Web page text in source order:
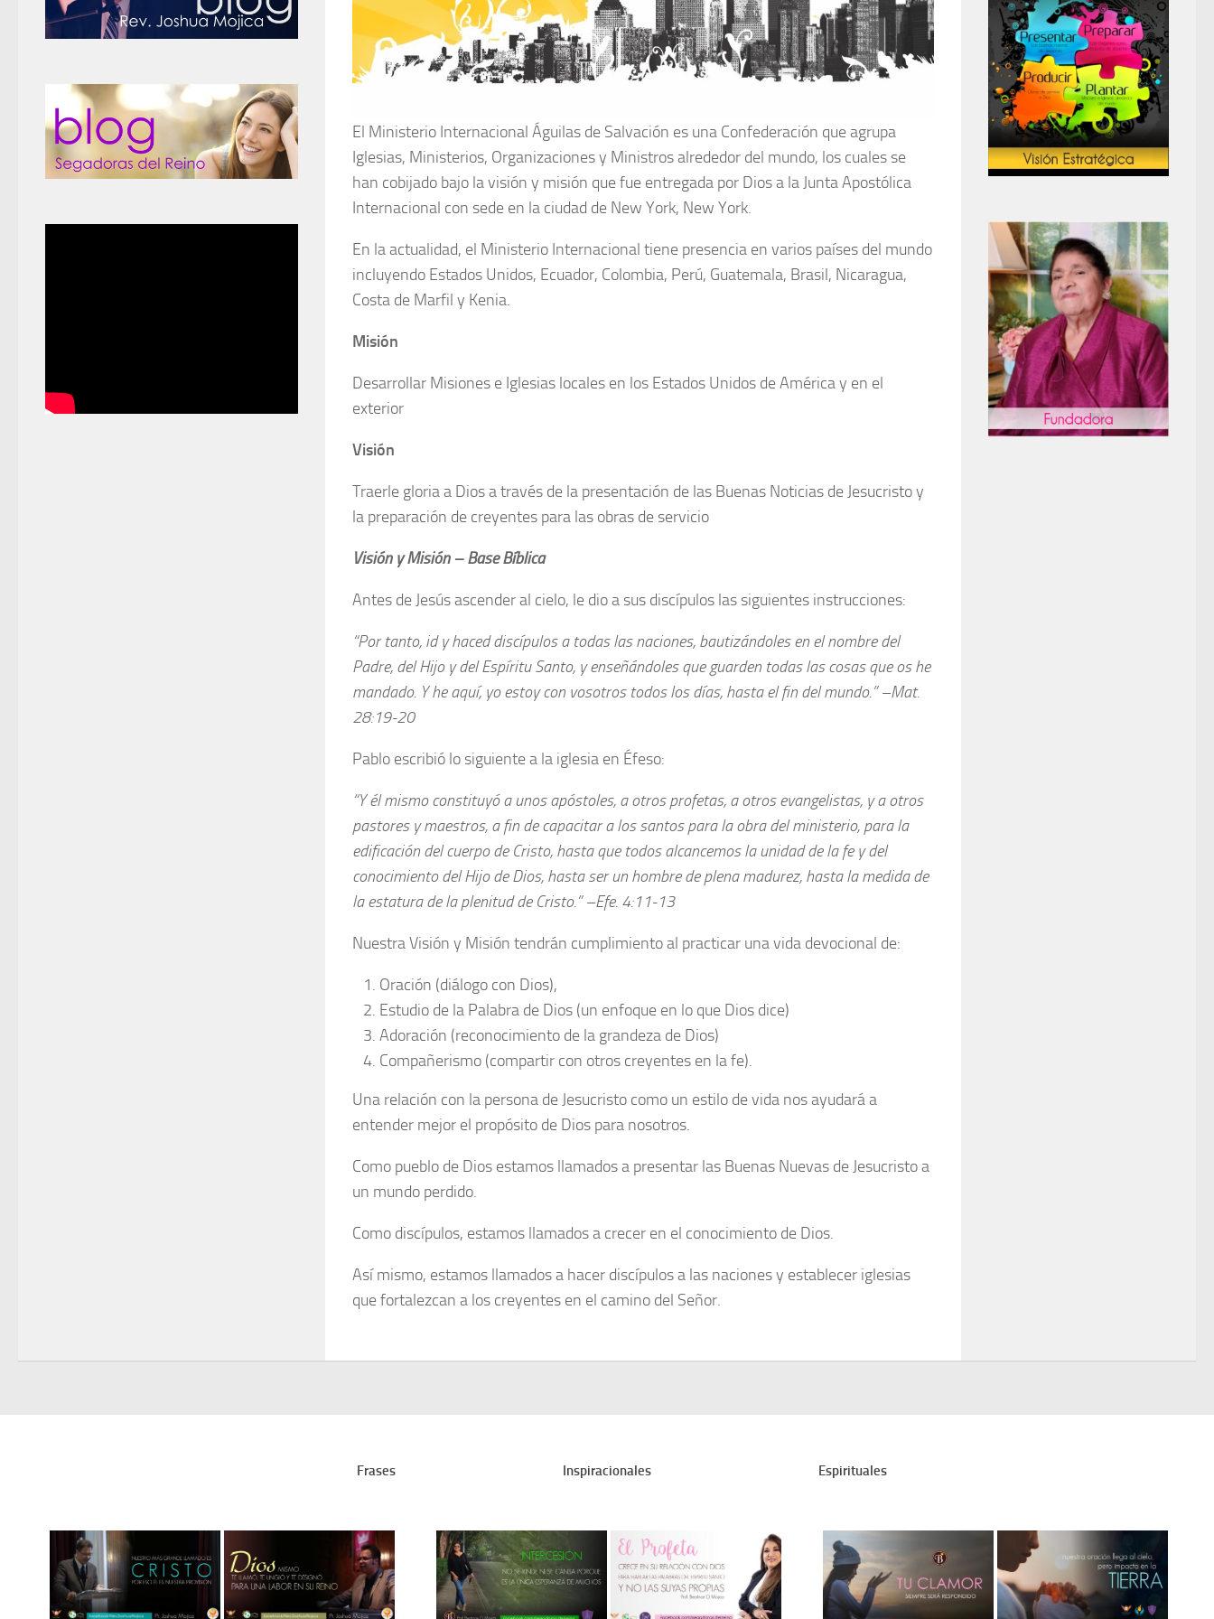
El Ministerio Internacional Águilas de Salvación es una Confederación que agrupa
Iglesias, Ministerios, Organizaciones y Ministros alrededor del mundo, los cuales se
han cobijado bajo la visión y misión que fue entregada por Dios a la Junta Apostólica
Internacional con sede en la ciudad de New York, New York.
En la actualidad, el Ministerio Internacional tiene presencia en varios países del mundo
incluyendo Estados Unidos, Ecuador, Colombia, Perú, Guatemala, Brasil, Nicaragua,
Costa de Marfil y Kenia.
Misión
Desarrollar Misiones e Iglesias locales en los Estados Unidos de América y en el
exterior
Visión
Traerle gloria a Dios a través de la presentación de las Buenas Noticias de Jesucristo y
la preparación de creyentes para las obras de servicio
Visión y Misión – Base Bíblica
Antes de Jesús ascender al cielo, le dio a sus discípulos las siguientes instrucciones:
“Por tanto, id y haced discípulos a todas las naciones, bautizándoles en el nombre del
Padre, del Hijo y del Espíritu Santo, y enseñándoles que guarden todas las cosas que os he
mandado. Y he aquí, yo estoy con vosotros todos los días, hasta el fin del mundo.” –Mat.
28:19-20
Pablo escribió lo siguiente a la iglesia en Éfeso:
“Y él mismo constituyó a unos apóstoles, a otros profetas, a otros evangelistas, y a otros
pastores y maestros, a fin de capacitar a los santos para la obra del ministerio, para la
edificación del cuerpo de Cristo, hasta que todos alcancemos la unidad de la fe y del
conocimiento del Hijo de Dios, hasta ser un hombre de plena madurez, hasta la medida de
la estatura de la plenitud de Cristo.” –Efe. 4:11-13
Nuestra Visión y Misión tendrán cumplimiento al practicar una vida devocional de:
Oración (diálogo con Dios),
Estudio de la Palabra de Dios (un enfoque en lo que Dios dice)
Adoración (reconocimiento de la grandeza de Dios)
Compañerismo (compartir con otros creyentes en la fe).
Una relación con la persona de Jesucristo como un estilo de vida nos ayudará a
entender mejor el propósito de Dios para nosotros.
Como pueblo de Dios estamos llamados a presentar las Buenas Nuevas de Jesucristo a
un mundo perdido.
Como discípulos, estamos llamados a crecer en el conocimiento de Dios.
Así mismo, estamos llamados a hacer discípulos a las naciones y establecer iglesias
que fortalezcan a los creyentes en el camino del Señor.
Frases Inspiracionales Espirituales